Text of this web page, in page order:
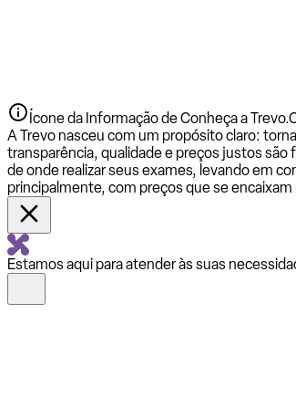
Ícone da Informação de Conheça a Trevo.
A Trevo nasceu com um propósito claro:
transparência, qualidade e preços justos são
de onde realizar seus exames, levando em
principalmente, com preços que se
Estamos aqui para atender às suas